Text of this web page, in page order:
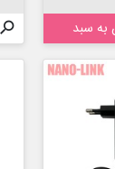
به سبد 